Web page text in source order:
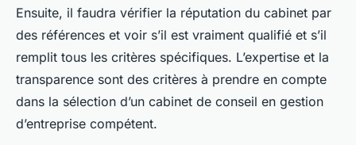
Ensuite, il faudra vérifier la réputation du cabinet par
des références et voir s’il est vraiment qualifié et s’il
remplit tous les critères spécifiques. L’expertise et la
transparence sont des critères à prendre en compte
dans la sélection d’un cabinet de conseil en gestion
d’entreprise compétent.